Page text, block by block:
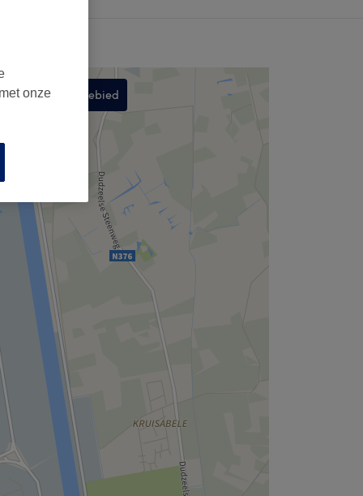
Zoek in dit gebied
onze